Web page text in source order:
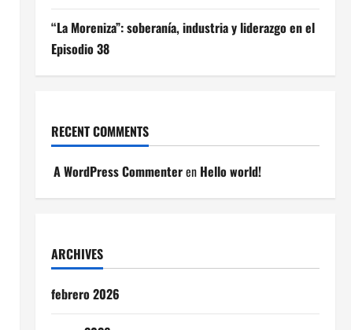
“La Moreniza”: soberanía, industria y liderazgo en el
Episodio 38
RECENT COMMENTS
A WordPress Commenteren Hello world!
ARCHIVES
febrero 2026